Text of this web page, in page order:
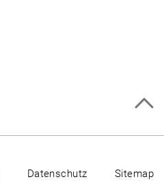
Datenschutz Sitemap